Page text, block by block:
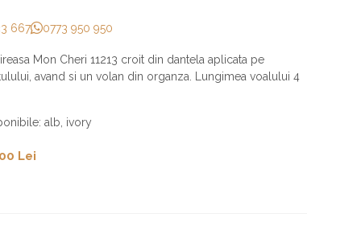
667 0773 950 950
Mon Cheri 11213 croit din dantela aplicata pe
avand si un volan din organza. Lungimea voalului 4
alb, ivory
Lei